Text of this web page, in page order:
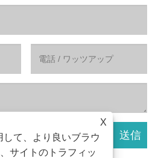
X
て、より良いブラウ
サイトのトラフィッ